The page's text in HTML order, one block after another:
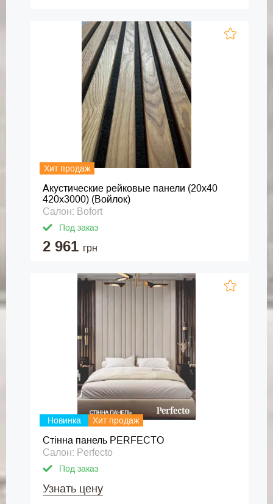
Хит продаж
Акустические рейковые панели (20х40
420х3000) (Войлок)
Салон: Bofort
Под заказ
2 961 грн
Новинка Хит продаж
Стінна панель PERFECTO
Салон: Perfecto
Под заказ
Узнать цену